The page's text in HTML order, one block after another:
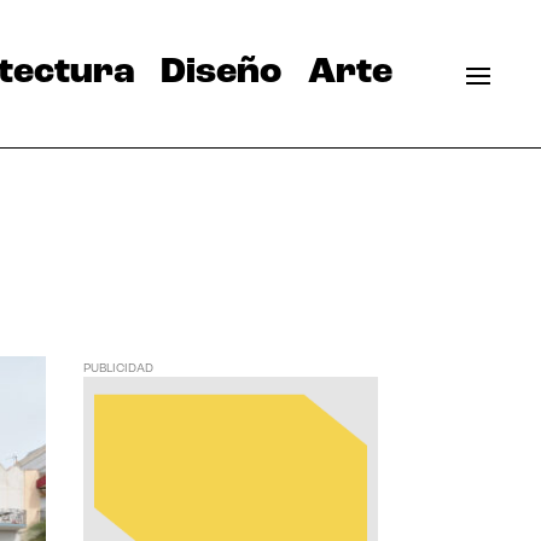
Diseño Arte
PUBLICIDAD